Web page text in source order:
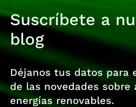
Suscríbete a
blog
Déjanos tus datos para
de las novedades sobre
energías renovables.